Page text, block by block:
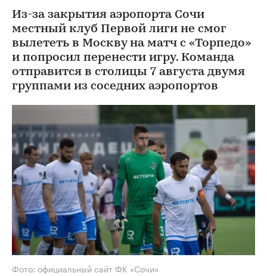
Из-за закрытия аэропорта Сочи
местный клуб Первой лиги не смог
вылететь в Москву на матч с «Торпедо»
и попросил перенести игру. Команда
отправится в столицы 7 августа двумя
группами из соседних аэропортов
Фото: официальный сайт ФК «Сочи»